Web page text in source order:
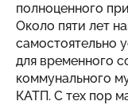
полноценного
Около пяти лет
самостоятельно
для временного
коммунального
КАТП. С тех пор